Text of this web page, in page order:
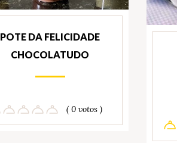
POTE DA FELICIDADE
CHOCOLATUDO
( 0 votos )